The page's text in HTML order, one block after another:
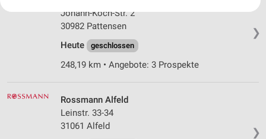
❯
Johann-Koch-Str. 2
30982 Pattensen
Heute
geschlossen
248,19 km • Angebote: 3 Prospekte
❯
Rossmann Alfeld
Leinstr. 33-34
31061 Alfeld
Website/App.
Partnerliste anzeigen (1 IAB-Anbieter)
Wir nutzen Ihre Daten für folgende Zwecke:
IAB-Verarbeitungszwecke:
Verwendung reduzierter Daten zur Auswahl von
Werbeanzeigen